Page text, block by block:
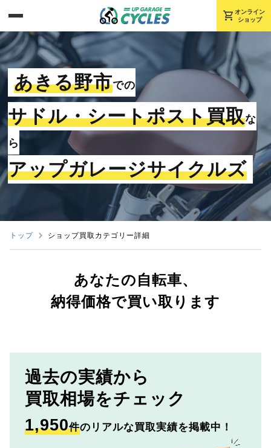
shopping_cart オンライン
ショップ
あきる野市での
サドル・シートポスト買取な
ら
アップガレージサイクルズ
トップ ショップ買取カテゴリー詳細
あなたの自転車、
納得価格で買い取ります
過去の実績から
買取相場をチェック
1,950件のリアルな買取実績を掲載中！